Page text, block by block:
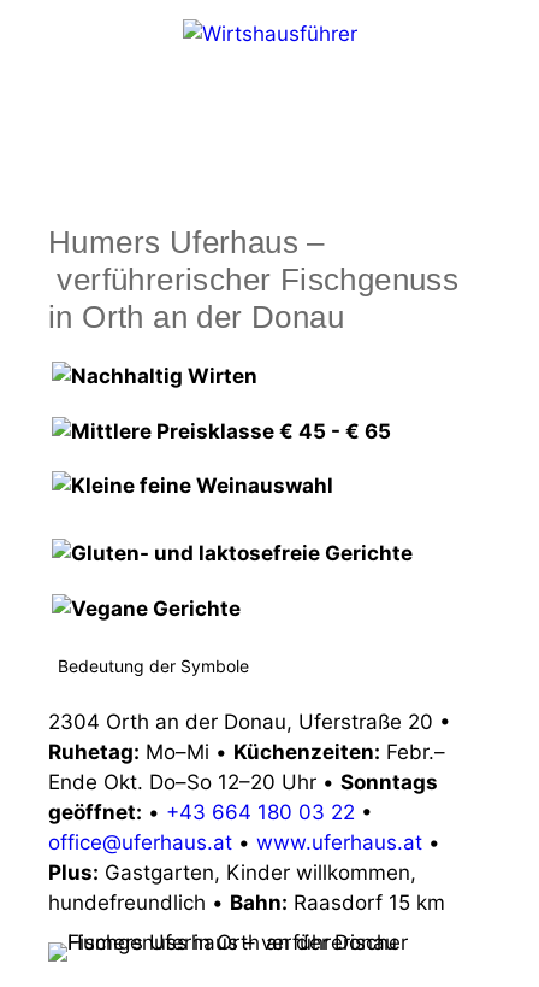
Humers Uferhaus –
verführerischer Fischgenuss
in Orth an der Donau
Bedeutung der Symbole
2304 Orth an der Donau, Uferstraße 20 •
Ruhetag: Mo–Mi • Küchenzeiten: Febr.–
Ende Okt. Do–So 12–20 Uhr • Sonntags
geöffnet: • +43 664 180 03 22 •
office@uferhaus.at • www.uferhaus.at •
Plus: Gastgarten, Kinder willkommen,
hundefreundlich • Bahn: Raasdorf 15 km